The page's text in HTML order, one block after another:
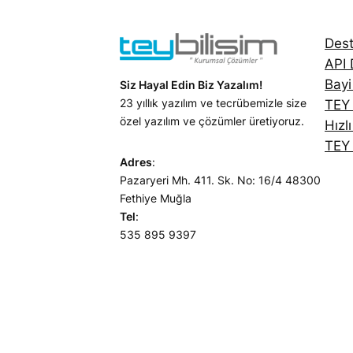
Siz Hayal Edin Biz Yazalım!
23 yıllık yazılım ve tecrübemizle size
özel yazılım ve çözümler üretiyoruz.
Adres:
Pazaryeri Mh. 411. Sk. No: 16/4 48300
Fethiye Muğla
Tel:
535 895 9397
API